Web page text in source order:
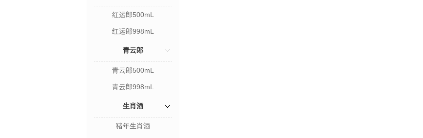
红运郎500mL
红运郎998mL
青云郎
青云郎500mL
青云郎998mL
生肖酒
猪年生肖酒